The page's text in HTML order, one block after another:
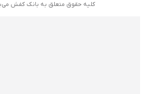
کلیه حقوق متعلق به بانک کفش می‌باشد.